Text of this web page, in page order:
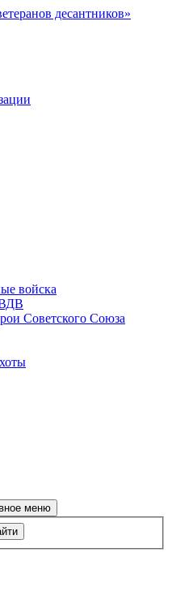
войска
Советского Союза
меню